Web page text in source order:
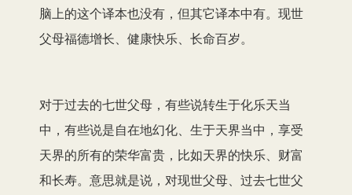
脑上的这个译本也没有，但其它译本中有。现世
父母福德增长、健康快乐、长命百岁。
对于过去的七世父母，有些说转生于化乐天当
中，有些说是自在地幻化、生于天界当中，享受
天界的所有的荣华富贵，比如天界的快乐、财富
和长寿。意思就是说，对现世父母、过去七世父